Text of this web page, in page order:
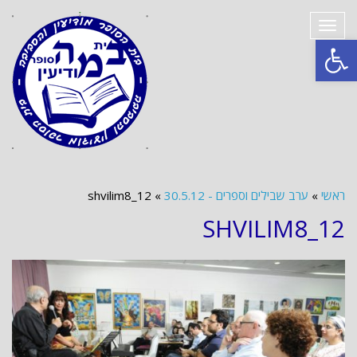
פתח סרגל נגישות
תפריט
ראשי » ערב שבילים וספרים - 30.5.12 »
shvilim8_12
SHVILIM8_12